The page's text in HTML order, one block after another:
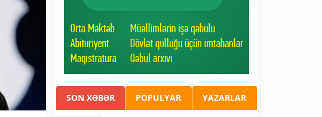
SON XƏBƏR POPULYAR YAZARLAR